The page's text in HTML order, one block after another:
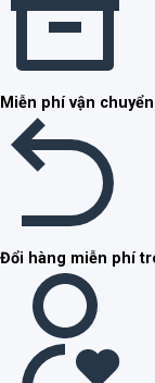
Miễn phí vận chuyển
Đổi hàng miễn phí